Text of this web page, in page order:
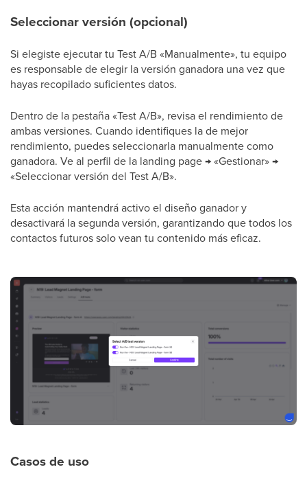
Seleccionar versión (opcional)
Si elegiste ejecutar tu Test A/B «Manualmente», tu equipo
es responsable de elegir la versión ganadora una vez que
hayas recopilado suficientes datos.
Dentro de la pestaña «Test A/B», revisa el rendimiento de
ambas versiones. Cuando identifiques la de mejor
rendimiento, puedes seleccionarla manualmente como
ganadora. Ve al perfil de la landing page → «Gestionar» →
«Seleccionar versión del Test A/B».
Esta acción mantendrá activo el diseño ganador y
desactivará la segunda versión, garantizando que todos los
contactos futuros solo vean tu contenido más eficaz.
Casos de uso